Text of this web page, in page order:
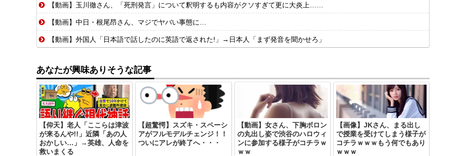
【動画】玉川徹さん、「死刑発言」について釈明するも内容がクソすぎて更に大炎上……
【動画】中日・根尾昂さん、マジでヤバい事態に…
【動画】外国人「日本語で話したのに英語で返された!」→日本人「まず発音を聞かせろ」
あなたが興味ありそうな記事
【仰天】老人「ここらは津波
が来るんや!!」近隣「あの人
おかしい…」→英雄、人命を
救いまくる
【超驚愕】スズキ・スペーシ
アがフルモデルチェンジ！！
ついにアレが終了へ・・・
【動画】女さん、下胸ボロン
の丸出し姿で渋谷のハロウィ
ンに参加する様子がコチラｗ
ｗｗ
【画像】JKさん、まる出し
で授業を受けてしまう様子が
コチラｗｗｗもう何でもあり
ｗｗｗ